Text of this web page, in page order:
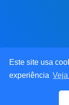
Este site usa
experiência